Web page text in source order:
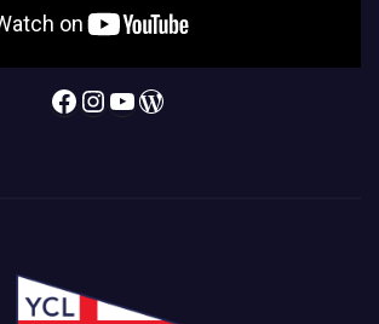
Facebook Instagram YouTube WordPress